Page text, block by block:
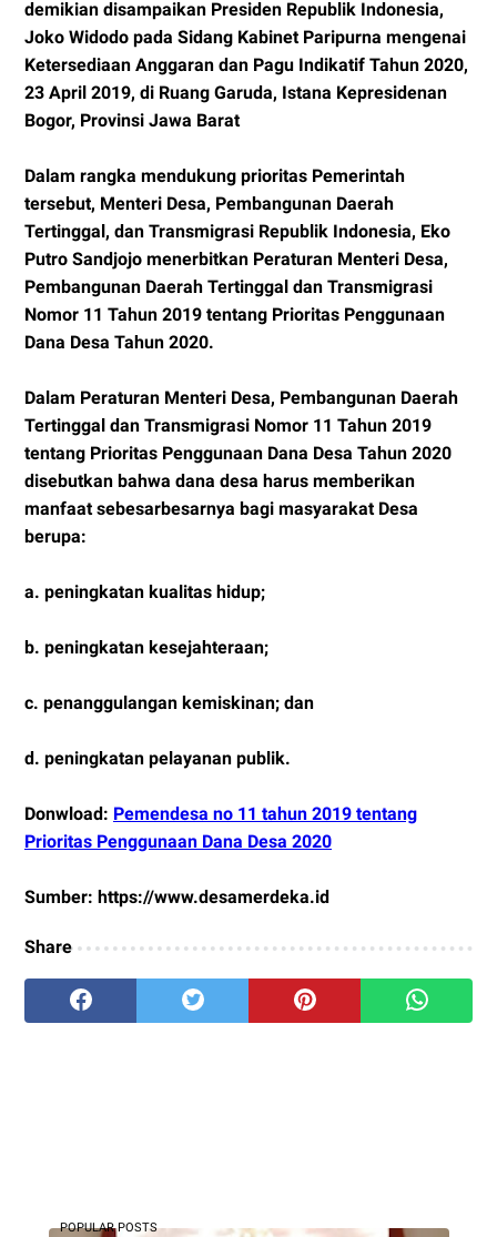
demikian disampaikan Presiden Republik Indonesia,
Joko Widodo pada Sidang Kabinet Paripurna mengenai
Ketersediaan Anggaran dan Pagu Indikatif Tahun 2020,
23 April 2019, di Ruang Garuda, Istana Kepresidenan
Bogor, Provinsi Jawa Barat
Dalam rangka mendukung prioritas Pemerintah
tersebut, Menteri Desa, Pembangunan Daerah
Tertinggal, dan Transmigrasi Republik Indonesia, Eko
Putro Sandjojo menerbitkan Peraturan Menteri Desa,
Pembangunan Daerah Tertinggal dan Transmigrasi
Nomor 11 Tahun 2019 tentang Prioritas Penggunaan
Dana Desa Tahun 2020.
Dalam Peraturan Menteri Desa, Pembangunan Daerah
Tertinggal dan Transmigrasi Nomor 11 Tahun 2019
tentang Prioritas Penggunaan Dana Desa Tahun 2020
disebutkan bahwa dana desa harus memberikan
manfaat sebesarbesarnya bagi masyarakat Desa
berupa:
a. peningkatan kualitas hidup;
b. peningkatan kesejahteraan;
c. penanggulangan kemiskinan; dan
d. peningkatan pelayanan publik.
Donwload: Pemendesa no 11 tahun 2019 tentang
Prioritas Penggunaan Dana Desa 2020
Sumber: https://www.desamerdeka.id
Share
POPULAR POSTS